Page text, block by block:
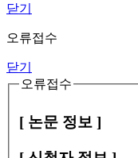
닫기
오류접수
닫기
오류접수
[ 논문 정보 ]